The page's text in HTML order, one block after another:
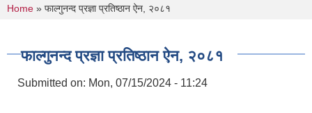
You are here
Home » फाल्गुनन्द प्रज्ञा प्रतिष्ठान ऐन, २०८१
फाल्गुनन्द प्रज्ञा प्रतिष्ठान ऐन, २०८१
Submitted on: Mon, 07/15/2024 - 11:24